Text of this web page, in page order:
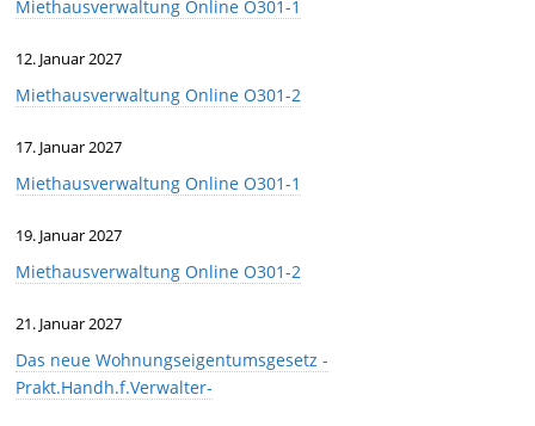
Miethausverwaltung Online O301-1
12. Januar 2027
Miethausverwaltung Online O301-2
17. Januar 2027
Miethausverwaltung Online O301-1
19. Januar 2027
Miethausverwaltung Online O301-2
21. Januar 2027
Das neue Wohnungseigentumsgesetz -
Prakt.Handh.f.Verwalter-